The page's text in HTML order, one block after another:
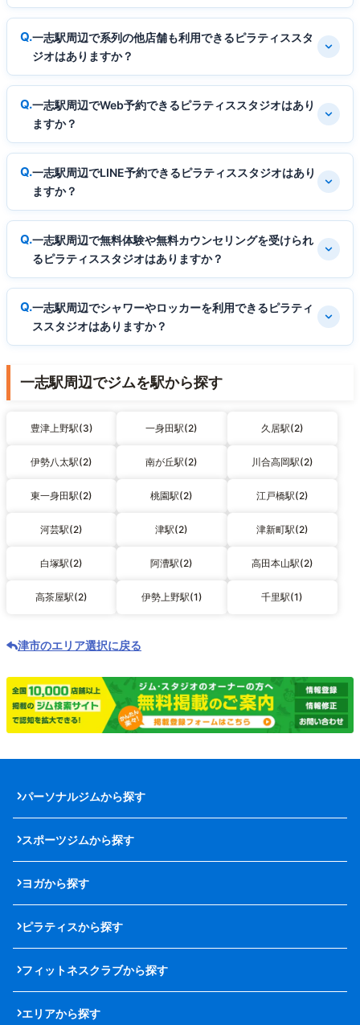
一志駅周辺で系列の他店舗も利用できるピラティススタ
ジオはありますか？
一志駅周辺でWeb予約できるピラティススタジオはあり
ますか？
一志駅周辺でLINE予約できるピラティススタジオはあり
ますか？
一志駅周辺で無料体験や無料カウンセリングを受けられ
るピラティススタジオはありますか？
一志駅周辺でシャワーやロッカーを利用できるピラティ
ススタジオはありますか？
一志駅周辺でジムを駅から探す
豊津上野駅(3) 一身田駅(2) 久居駅(2)
伊勢八太駅(2) 南が丘駅(2) 川合高岡駅(2)
東一身田駅(2) 桃園駅(2) 江戸橋駅(2)
河芸駅(2) 津駅(2) 津新町駅(2)
白塚駅(2) 阿漕駅(2) 高田本山駅(2)
高茶屋駅(2) 伊勢上野駅(1) 千里駅(1)
津市のエリア選択に戻る
パーソナルジムから探す
スポーツジムから探す
ヨガから探す
ピラティスから探す
フィットネスクラブから探す
エリアから探す